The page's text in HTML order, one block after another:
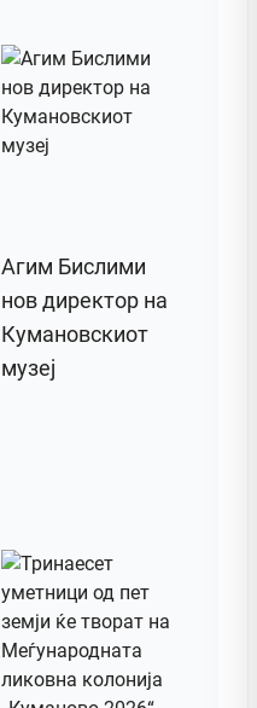
Агим Бислими
нов директор на
Кумановскиот
музеј